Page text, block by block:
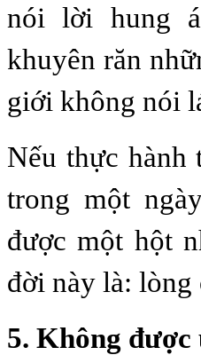
nói lời hung
khuyên răn
giới không nói
Nếu thực
trong một
được một hột
đời này là: lòng
5. Không